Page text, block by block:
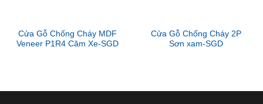
Cửa Gỗ Chống Cháy MDF
Veneer P1R4 Căm Xe-SGD
Cửa Gỗ Chống Cháy 2P
Sơn xam-SGD